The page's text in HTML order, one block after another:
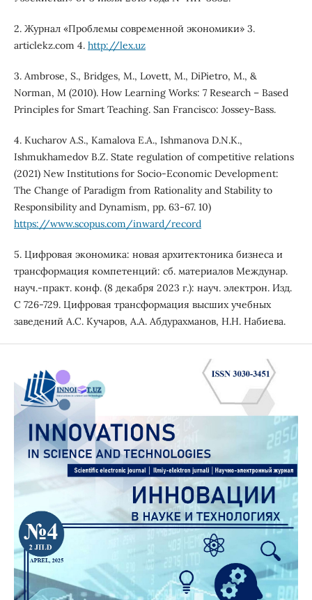
2. Журнал «Проблемы современной экономики» 3.
articlekz.com 4. http://lex.uz
3. Ambrose, S., Bridges, M., Lovett, M., DiPietro, M., &
Norman, M (2010). How Learning Works: 7 Research – Based
Principles for Smart Teaching. San Francisco: Jossey-Bass.
4. Kucharov A.S., Kamalova E.A., Ishmanova D.N.K.,
Ishmukhamedov B.Z. State regulation of competitive relations
(2021) New Institutions for Socio-Economic Development:
The Change of Paradigm from Rationality and Stability to
Responsibility and Dynamism, pp. 63-67. 10)
https://www.scopus.com/inward/record
5. Цифровая экономика: новая архитектоника бизнеса и
трансформация компетенций: сб. материалов Междунар.
науч.-практ. конф. (8 декабря 2023 г.): науч. электрон. Изд.
С 726-729. Цифровая трансформация высших учебных
заведений А.С. Кучаров, А.А. Абдурахманов, Н.Н. Набиева.